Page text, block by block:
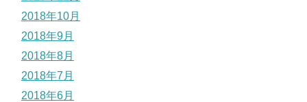
2018年10月
2018年9月
2018年8月
2018年7月
2018年6月